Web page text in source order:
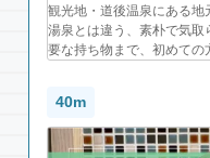
観光地・道後温泉にある地
湯泉とは違う、素朴で気
要な持ち物まで、初めての
40m